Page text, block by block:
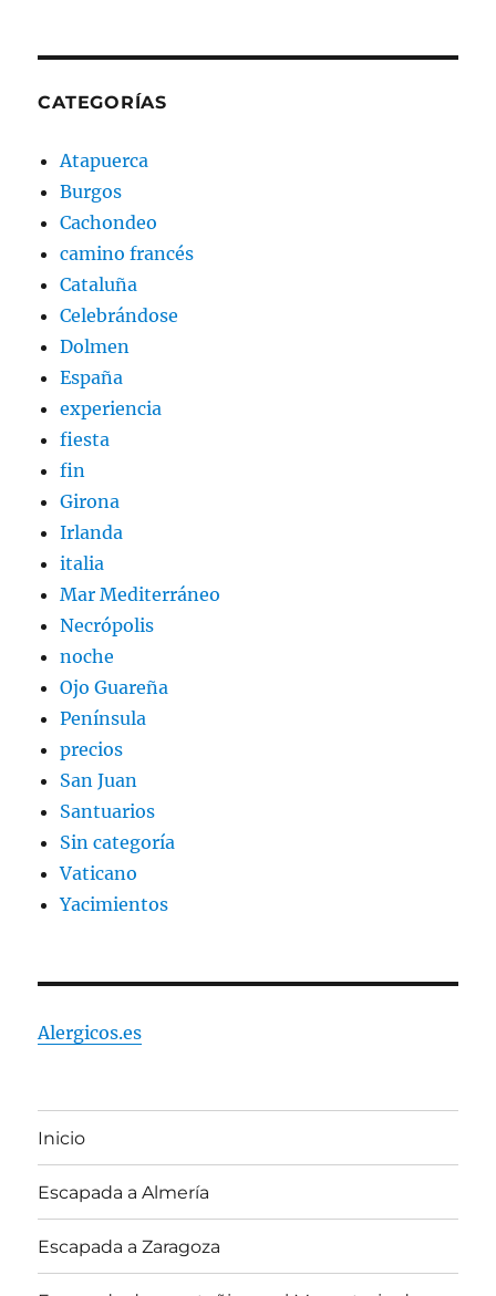
CATEGORÍAS
Atapuerca
Burgos
Cachondeo
camino francés
Cataluña
Celebrándose
Dolmen
España
experiencia
fiesta
fin
Girona
Irlanda
italia
Mar Mediterráneo
Necrópolis
noche
Ojo Guareña
Península
precios
San Juan
Santuarios
Sin categoría
Vaticano
Yacimientos
Alergicos.es
Inicio
Escapada a Almería
Escapada a Zaragoza